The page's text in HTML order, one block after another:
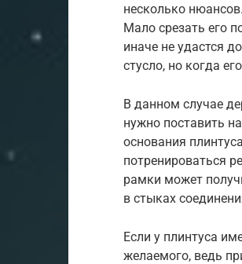
несколько
Мало срезать его
иначе не удастся
стусло, но когда
В данном случае
нужно поставить
основания
потренироваться
рамки может
в стыках
Если у плинтуса
желаемого, ведь